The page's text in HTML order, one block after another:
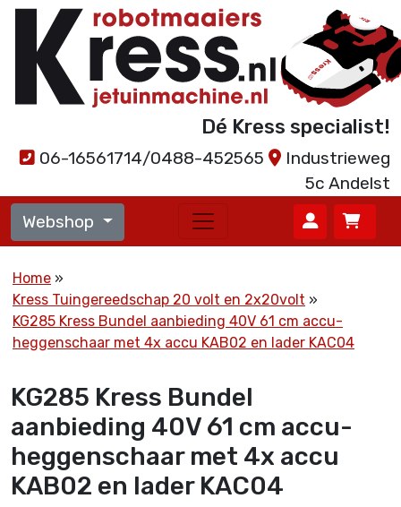
Dé Kress specialist!
06-16561714/0488-452565
Industrieweg
5c Andelst
Webshop
Home
Kress Tuingereedschap 20 volt en 2x20volt
KG285 Kress Bundel aanbieding 40V 61 cm accu-
heggenschaar met 4x accu KAB02 en lader KAC04
KG285 Kress Bundel
aanbieding 40V 61 cm accu-
heggenschaar met 4x accu
KAB02 en lader KAC04